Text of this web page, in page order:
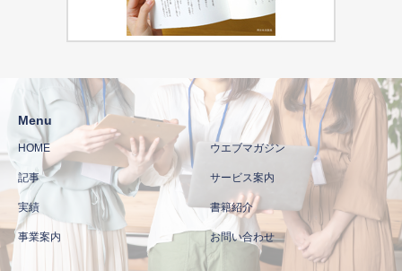
Menu
HOME ウエブマガジン
記事 サービス案内
実績 書籍紹介
事業案内 お問い合わせ